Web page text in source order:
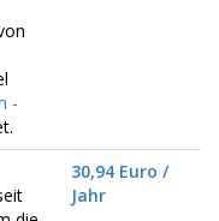
-
30,94 Euro /
Jahr